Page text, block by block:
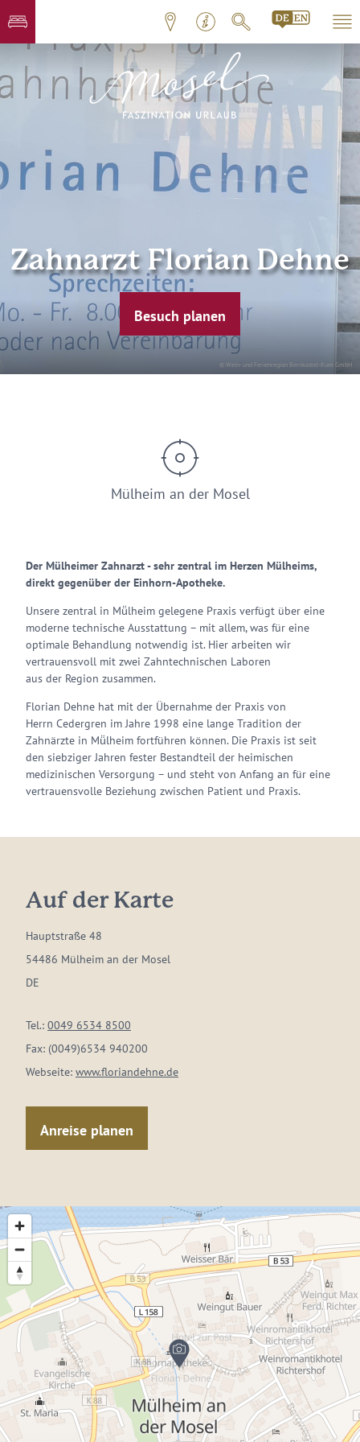
© Wein- und Ferienregion Bernkastel-Kues GmbH
Zahnarzt Florian Dehne
Besuch planen
Mülheim an der Mosel
Der Mülheimer Zahnarzt - sehr zentral im Herzen Mülheims,
direkt gegenüber der Einhorn-Apotheke.
Unsere zentral in Mü̈lheim gelegene Praxis verfügt über eine
moderne technische Ausstattung – mit allem, was für eine
optimale Behandlung notwendig ist. Hier arbeiten wir
vertrauensvoll mit zwei Zahntechnischen Laboren
aus der Region zusammen.
Florian Dehne hat mit der Übernahme der Praxis von
Herrn Cedergren im Jahre 1998 eine lange Tradition der
Zahnärzte in Mü̈lheim fortführen können. Die Praxis ist seit
den siebziger Jahren fester Bestandteil der heimischen
medizinischen Versorgung – und steht von Anfang an für eine
vertrauensvolle Beziehung zwischen Patient und Praxis.
Auf der Karte
Hauptstraße 48
54486 Mülheim an der Mosel
DE
Tel.: 0049 6534 8500
Fax: (0049)6534 940200
Webseite: www.floriandehne.de
Anreise planen